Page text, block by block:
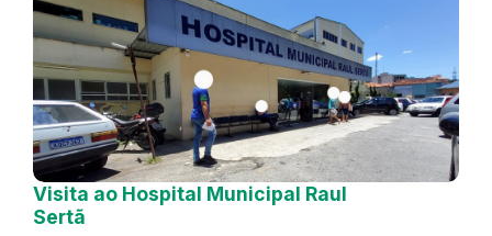
Visita ao Hospital Municipal Raul
Sertã